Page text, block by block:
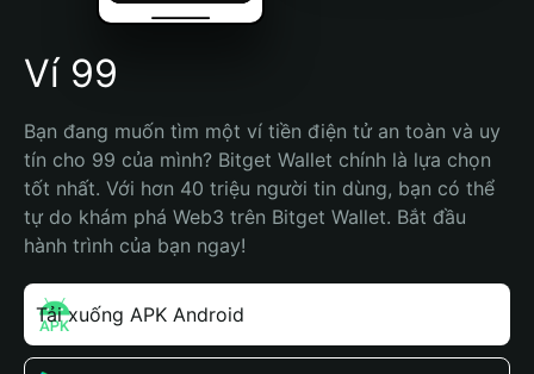
Ví 99
Bạn đang muốn tìm một ví tiền điện tử an toàn và uy
tín cho 99 của mình? Bitget Wallet chính là lựa chọn
tốt nhất. Với hơn 40 triệu người tin dùng, bạn có thể
tự do khám phá Web3 trên Bitget Wallet. Bắt đầu
hành trình của bạn ngay!
Tải xuống APK Android